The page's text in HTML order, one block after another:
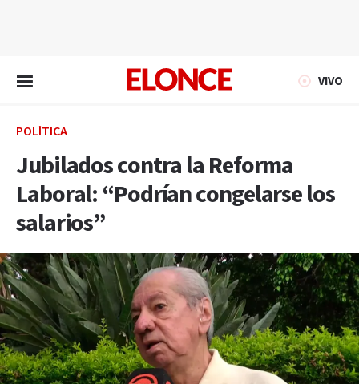
VIVO
POLÍTICA
Jubilados contra la Reforma
Laboral: “Podrían congelarse los
salarios”